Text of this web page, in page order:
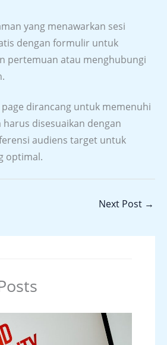
yang menawarkan sesi
dengan formulir untuk
pertemuan atau menghubungi
dirancang untuk memenuhi
disesuaikan dengan
audiens target untuk
optimal.
Next Post →